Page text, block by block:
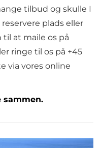
tilbud og skulle I
plads eller
at maile os på
ringe til os på +45
via vores online